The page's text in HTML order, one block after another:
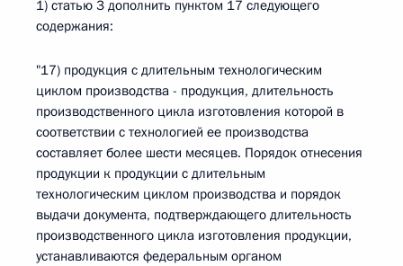
1) статью 3 дополнить пунктом 17 следующего
содержания:
"17) продукция с длительным технологическим
циклом производства - продукция, длительность
производственного цикла изготовления которой в
соответствии с технологией ее производства
составляет более шести месяцев. Порядок отнесения
продукции к продукции с длительным
технологическим циклом производства и порядок
выдачи документа, подтверждающего длительность
производственного цикла изготовления продукции,
устанавливаются федеральным органом